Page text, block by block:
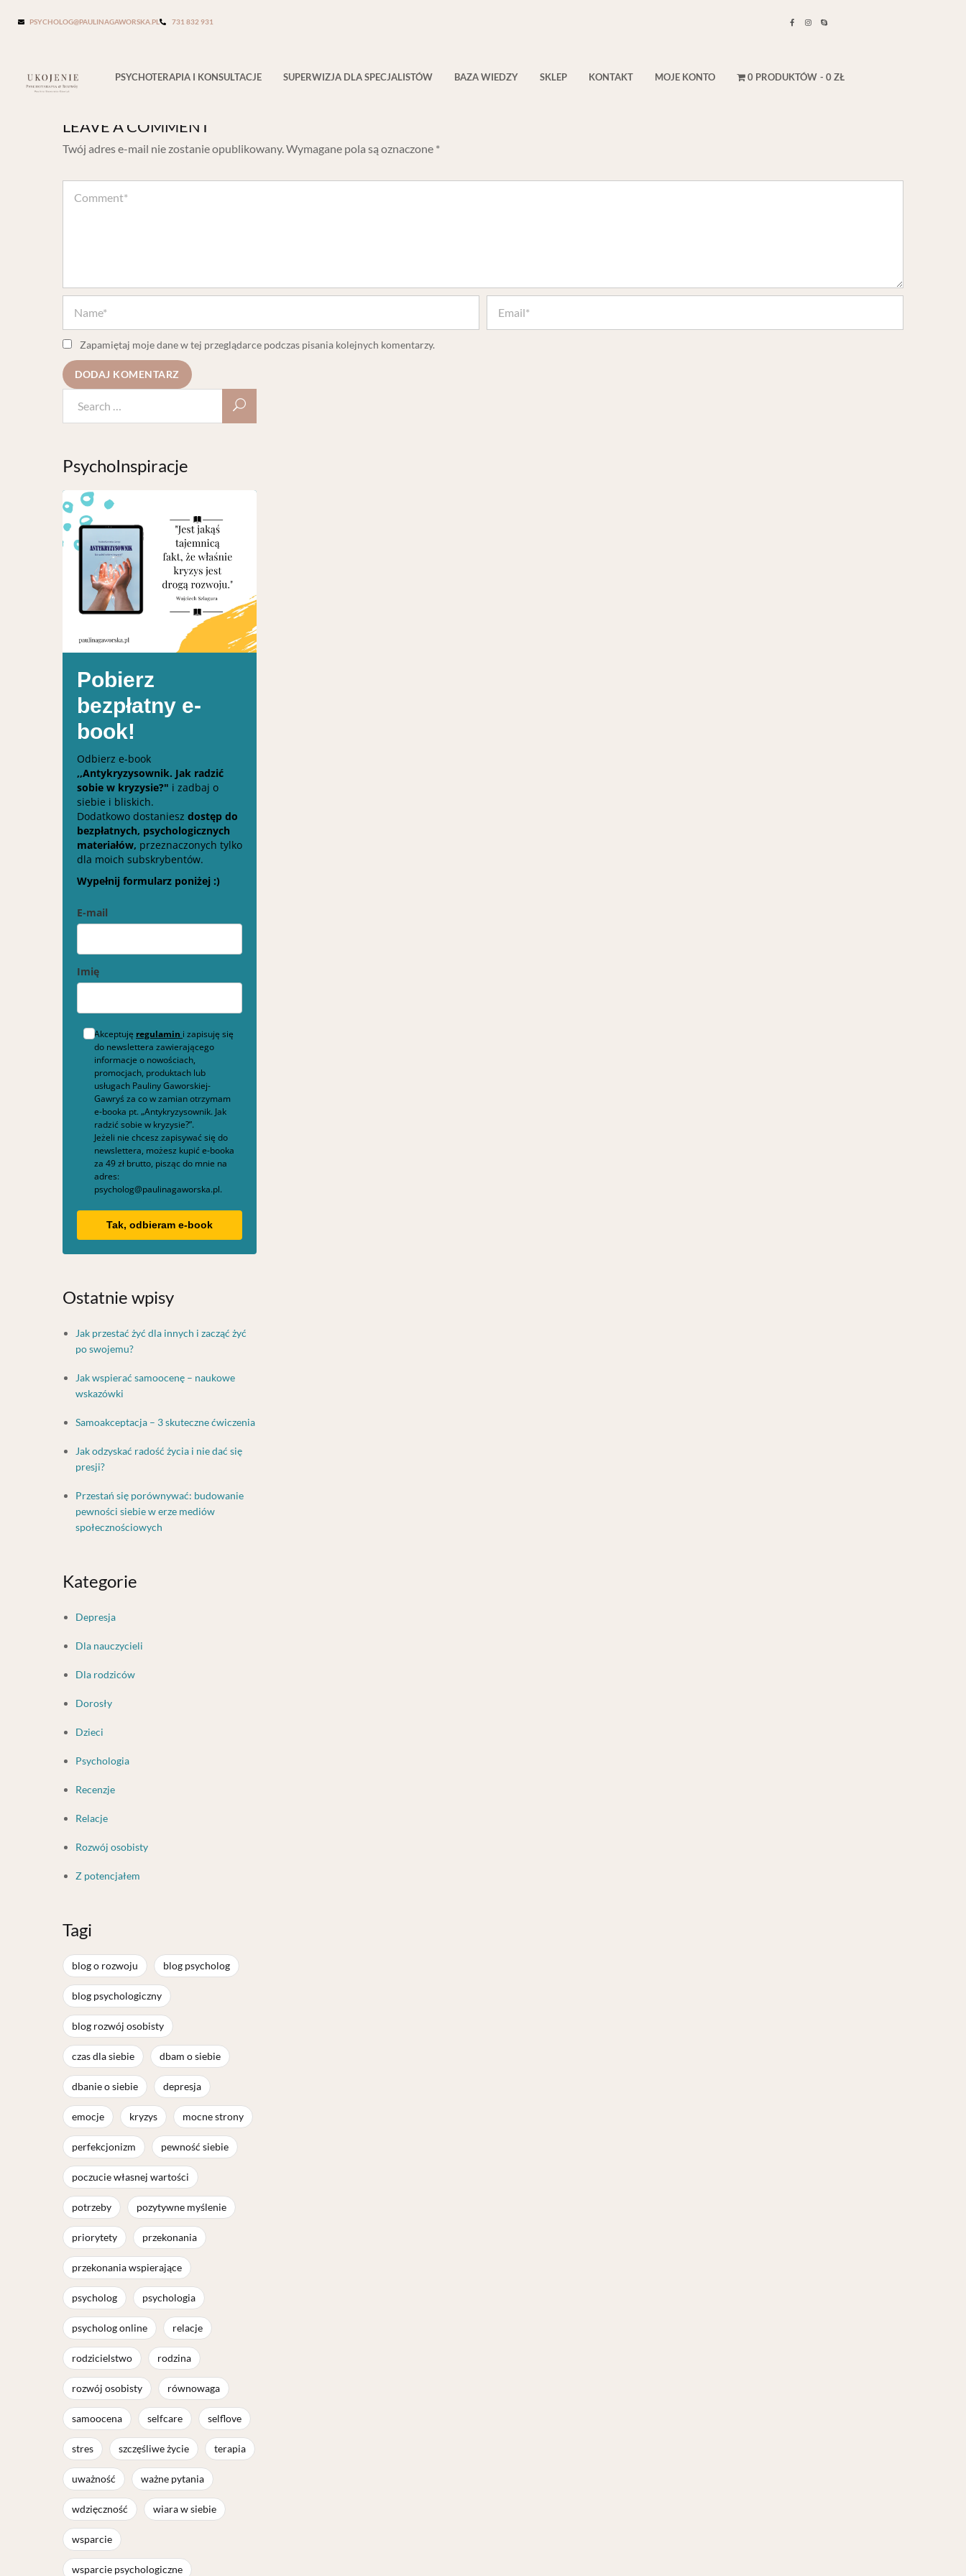
PSYCHOLOG@PAULINAGAWORSKA.PL 731 832 931
PSYCHOTERAPIA I KONSULTACJE SUPERWIZJA DLA SPECJALISTÓW BAZA WIEDZY SKLEP KONTAKT MOJE KONTO 0 PRODUKTÓW 0 ZŁ
LEAVE A COMMENT
Twój adres e-mail nie zostanie opublikowany.Wymagane pola są oznaczone *
Zapamiętaj moje dane w tej przeglądarce podczas pisania kolejnych komentarzy.
PsychoInspiracje
Pobierz
bezpłatny e-
book!
Odbierz e-book
,,Antykryzysownik. Jak radzić
sobie w kryzysie?" i zadbaj o
siebie i bliskich.
Dodatkowo dostaniesz dostęp do
bezpłatnych, psychologicznych
materiałów, przeznaczonych tylko
dla moich subskrybentów.
Wypełnij formularz poniżej :)
E-mail
Imię
Akceptuję regulamin i zapisuję się
do newslettera zawierającego
informacje o nowościach,
promocjach, produktach lub
usługach Pauliny Gaworskiej-
Gawryś za co w zamian otrzymam
e-booka pt. „Antykryzysownik. Jak
radzić sobie w kryzysie?”.
Jeżeli nie chcesz zapisywać się do
newslettera, możesz kupić e-booka
za 49 zł brutto, pisząc do mnie na
adres:
psycholog@paulinagaworska.pl.
Tak, odbieram e-book
Ostatnie wpisy
Jak przestać żyć dla innych i zacząć żyć
po swojemu?
Jak wspierać samoocenę – naukowe
wskazówki
Samoakceptacja – 3 skuteczne ćwiczenia
Jak odzyskać radość życia i nie dać się
presji?
Przestań się porównywać: budowanie
pewności siebie w erze mediów
społecznościowych
Kategorie
Depresja
Dla nauczycieli
Dla rodziców
Dorosły
Dzieci
Psychologia
Recenzje
Relacje
Rozwój osobisty
Z potencjałem
Tagi
blog o rozwoju blog psycholog
blog psychologiczny
blog rozwój osobisty
czas dla siebie dbam o siebie
dbanie o siebie depresja
emocje kryzys mocne strony
perfekcjonizm pewność siebie
poczucie własnej wartości
potrzeby pozytywne myślenie
priorytety przekonania
przekonania wspierające
psycholog psychologia
psycholog online relacje
rodzicielstwo rodzina
rozwój osobisty równowaga
samoocena selfcare selflove
stres szczęśliwe życie terapia
uważność ważne pytania
wdzięczność wiara w siebie
wsparcie
wsparcie psychologiczne